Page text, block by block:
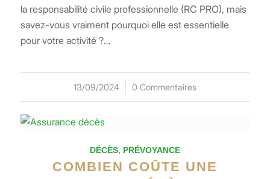
la responsabilité civile professionnelle (RC PRO), mais
savez-vous vraiment pourquoi elle est essentielle
pour votre activité ?…
13/09/2024
/ 0 Commentaires
DÉCÈS, PRÉVOYANCE
COMBIEN COÛTE UNE